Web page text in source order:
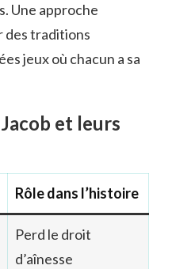
Une approche
des traditions
jeux où chacun a sa
et leurs
Rôle dans l’histoire
Perd le droit
d’aînesse